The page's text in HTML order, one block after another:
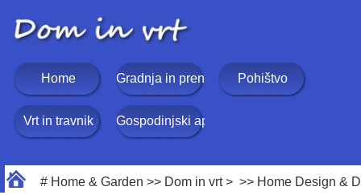
Home Gradnja in prenova Pohištvo
Vrt in travnik Gospodinjski aparati
# Home & Garden >> Dom in vrt> >> Home Design &